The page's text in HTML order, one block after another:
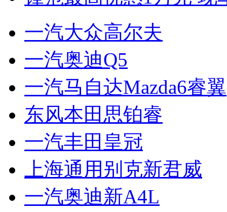
一汽大众高尔夫
一汽奥迪Q5
一汽马自达Mazda6睿翼
东风本田思铂睿
一汽丰田皇冠
上海通用别克新君威
一汽奥迪新A4L